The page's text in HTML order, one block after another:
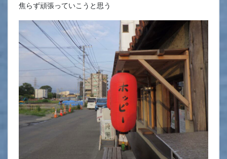
焦らず頑張っていこうと思う